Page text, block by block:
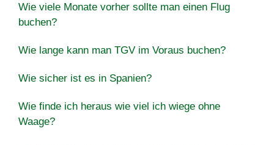
Wie viele Monate vorher sollte man einen Flug
buchen?
Wie lange kann man TGV im Voraus buchen?
Wie sicher ist es in Spanien?
Wie finde ich heraus wie viel ich wiege ohne
Waage?